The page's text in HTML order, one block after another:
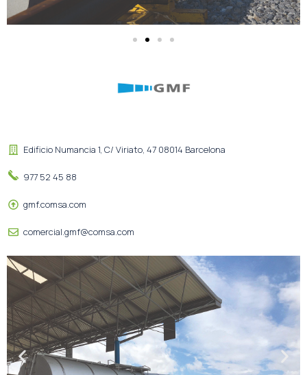
Edificio Numancia 1, C/ Viriato, 47 08014 Barcelona
977 52 45 88
gmf.comsa.com
comercial.gmf@comsa.com